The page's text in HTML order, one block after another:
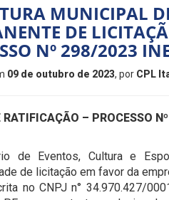
MUNICIPAL
DE
Nº 298/2023
09 de outubro de 2023, por CPL
RATIFICAÇÃO – PROCESSO
de Eventos, Cultura e
de licitação em favor da
no CNPJ n° 34.970.427/